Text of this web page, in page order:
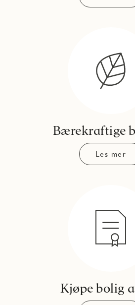
Bærekraftige
Les mer
Kjøpe bolig